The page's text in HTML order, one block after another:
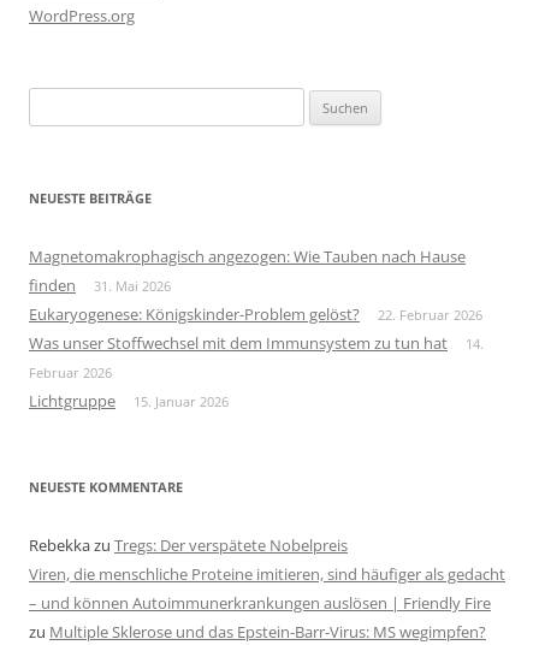
WordPress.org
nach:
NEUESTE BEITRÄGE
Magnetomakrophagisch angezogen: Wie Tauben nach Hause
finden
31. Mai 2026
Eukaryogenese: Königskinder-Problem gelöst? 22. Februar 2026
Was unser Stoffwechsel mit dem Immunsystem zu tun hat
14.
Februar 2026
Lichtgruppe 15. Januar 2026
NEUESTE KOMMENTARE
Rebekkazu Tregs: Der verspätete Nobelpreis
Viren, die menschliche Proteine imitieren, sind häufiger als gedacht
– und können Autoimmunerkrankungen auslösen | Friendly Fire
zu Multiple Sklerose und das Epstein-Barr-Virus: MS wegimpfen?